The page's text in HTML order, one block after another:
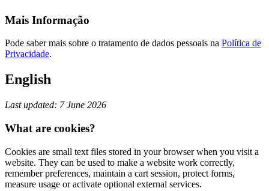
Mais Informação
Pode saber mais sobre o tratamento de dados pessoais na Política de
Privacidade.
English
Last updated: 7 June 2026
What are cookies?
Cookies are small text files stored in your browser when you visit a
website. They can be used to make a website work correctly,
remember preferences, maintain a cart session, protect forms,
measure usage or activate optional external services.